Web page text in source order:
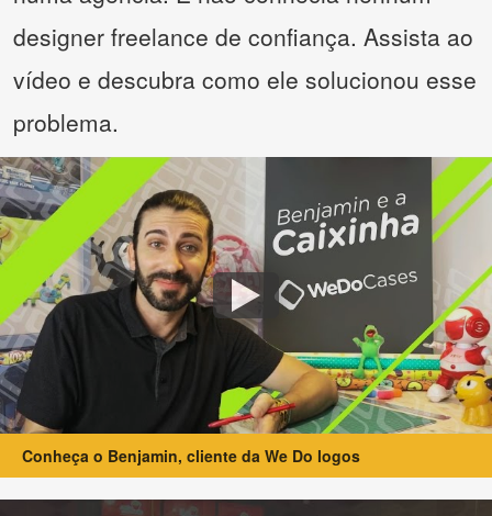
designer freelance de confiança. Assista ao
vídeo e descubra como ele solucionou esse
problema.
Conheça o Benjamin, cliente da We Do logos